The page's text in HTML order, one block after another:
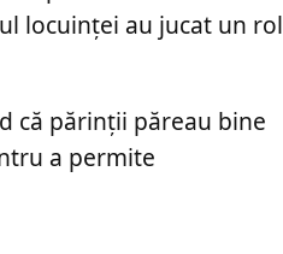
locuinței au jucat un rol
că părinții păreau bine
a permite